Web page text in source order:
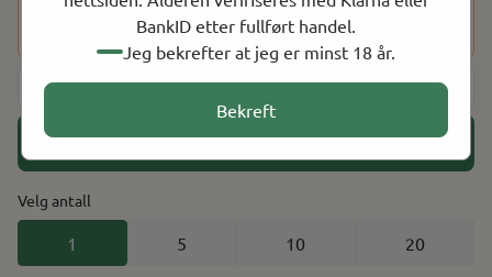
BankID etter fullført handel.
Jeg bekrefter at jeg er minst 18 år.
Bekreft
du har fullført kjøpet, vil du bli bedt om å bekrefte alderen
din ved hjelp av BankID for å fullføre bestillingen.
- +
Legg i handlekurv
Velg antall
1 5 10 20